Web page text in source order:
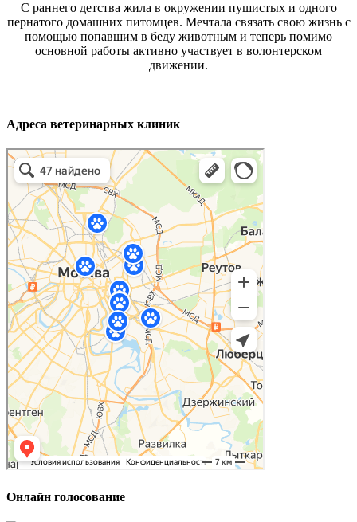
С раннего детства жила в окружении пушистых и одного
пернатого домашних питомцев. Мечтала связать свою жизнь с
помощью попавшим в беду животным и теперь помимо
основной работы активно участвует в волонтерском
движении.
Адреса ветеринарных клиник
Онлайн голосование